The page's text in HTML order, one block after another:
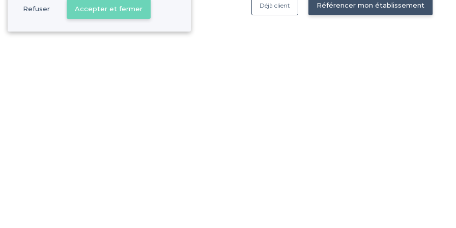
Référencer mon établissement
Déjà client
Refuser Accepter et fermer